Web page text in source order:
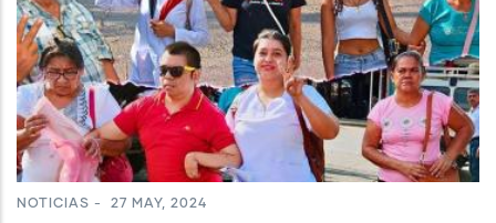
NOTICIAS - 27 MAY, 2024